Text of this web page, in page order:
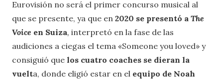
Eurovisión no será el primer concurso musical al
que se presente, ya que en 2020 se presentó a The
Voice en Suiza, interpretó en la fase de las
audiciones a ciegas el tema «Someone you loved» y
consiguió que los cuatro coaches se dieran la
vuelta, donde eligió estar en el equipo de Noah